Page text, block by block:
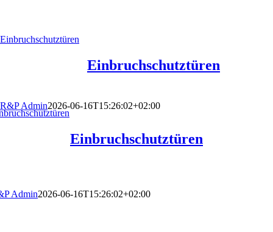
Einbruchschutztüren
Einbruchschutztüren
R&P Admin2026-06-16T15:26:02+02:00
Einbruchschutztüren
Admin2026-06-16T15:26:02+02:00